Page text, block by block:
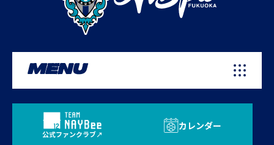
MENU
公式ファンクラブ
カレンダー